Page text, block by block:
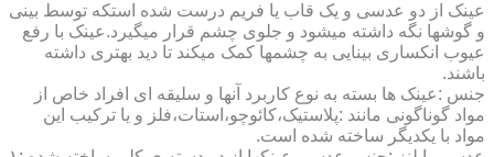
عینک از دو عدسی و یک قاب یا فریم درست شده استکه توسط بینی
و گوشها نگه داشته میشود و جلوی چشم قرار میگیرد.عینک با رفع
عیوب انکساری بینایی به چشمها کمک میکند تا دید بهتری داشته
باشند.
جنس :عینک ها بسته به نوع کاربرد آنها و سلیقه ای افراد خاص از
مواد گوناگونی مانند :پلاستیک،کائوچو،استات،فلز و یا ترکیب این
مواد با یکدیگر ساخته شده است.